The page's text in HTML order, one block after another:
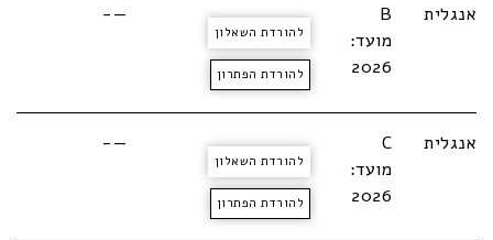
אנגלית
B
מועד:
2026
להורדת השאלון
להורדת הפתרון
—-
אנגלית
C
מועד:
2026
להורדת השאלון
להורדת הפתרון
—-